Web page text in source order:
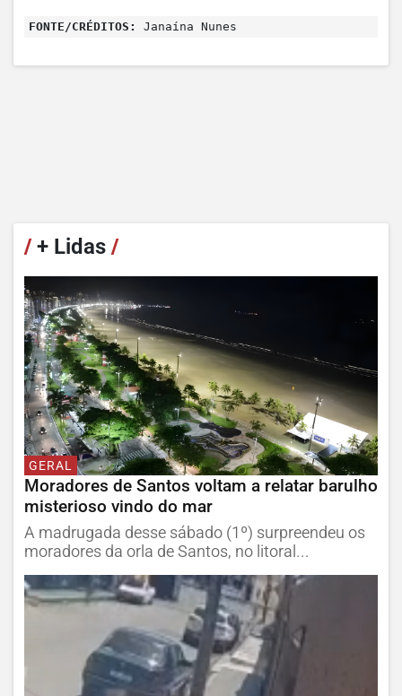
FONTE/CRÉDITOS: Janaína Nunes
/+ Lidas /
GERAL
Moradores de Santos voltam a relatar barulho
misterioso vindo do mar
A madrugada desse sábado (1º) surpreendeu os
moradores da orla de Santos, no litoral...